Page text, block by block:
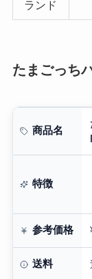
ランド
たまごっち
商品名
特徴
参考価格
送料